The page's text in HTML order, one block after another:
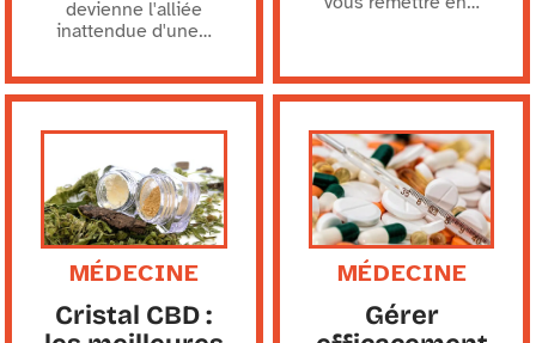
devienne l'alliée
inattendue d'une…
MÉDECINE
Cristal CBD :
MÉDECINE
Gérer